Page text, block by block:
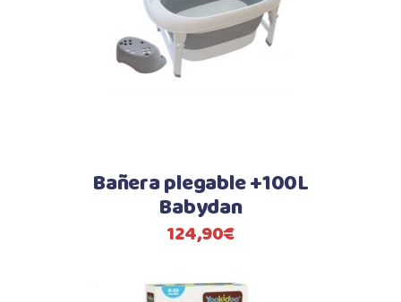
Bañera plegable +100L
Babydan
124,90€